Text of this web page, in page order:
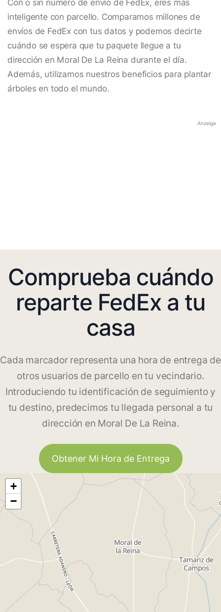
Con o sin número de envío de FedEx, eres más
inteligente con parcello. Comparamos millones de
envíos de FedEx con tus datos y podemos decirte
cuándo se espera que tu paquete llegue a tu
dirección en Moral De La Reina durante el día.
Además, utilizamos nuestros beneficios para plantar
árboles en todo el mundo.
Anzeige
Comprueba cuándo
reparte FedEx a tu
casa
Cada marcador representa una hora de entrega de
otros usuarios de parcello en tu vecindario.
Introduciendo tu identificación de seguimiento y
tu destino, predecimos tu llegada personal a tu
dirección en Moral De La Reina.
Obtener Mi Hora de Entrega
+
−